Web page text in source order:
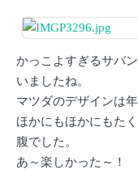
かっこよすぎるサバ
いましたね。
マツダのデザインは
ほかにもほかにもた
腹でした。
あ～楽しかった～！